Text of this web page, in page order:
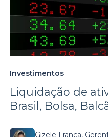
Investimentos
Liquidação de
Brasil, Bolsa,
Gizele França,